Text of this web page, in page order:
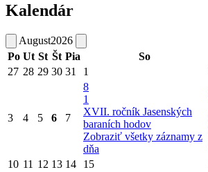
Kalendár
August2026
Po Ut St Št Pia So
27 28 29 30 31 1
3 4 5 6 7
8
1
XVII. ročník Jasenských
baraních hodov
Zobraziť všetky záznamy z
dňa
10 11 12 13 14 15